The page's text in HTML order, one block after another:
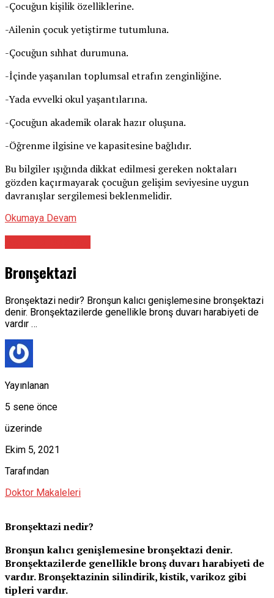
-Çocuğun kişilik özelliklerine.
-Ailenin çocuk yetiştirme tutumluna.
-Çocuğun sıhhat durumuna.
-İçinde yaşanılan toplumsal etrafın zenginliğine.
-Yada evvelki okul yaşantılarına.
-Çocuğun akademik olarak hazır oluşuna.
-Öğrenme ilgisine ve kapasitesine bağlıdır.
Bu bilgiler ışığında dikkat edilmesi gereken noktaları
gözden kaçırmayarak çocuğun gelişim seviyesine uygun
davranışlar sergilemesi beklenmelidir.
Okumaya Devam
Bronşektazi
Bronşektazi nedir? Bronşun kalıcı genişlemesine bronşektazi
denir. Bronşektazilerde genellikle bronş duvarı harabiyeti de
vardır …
Yayınlanan
5 sene önce
üzerinde
Ekim 5, 2021
Tarafından
Doktor Makaleleri
Bronşektazi nedir?
Bronşun kalıcı genişlemesine bronşektazi denir.
Bronşektazilerde genellikle bronş duvarı harabiyeti de
vardır. Bronşektazinin silindirik, kistik, varikoz gibi
tipleri vardır.